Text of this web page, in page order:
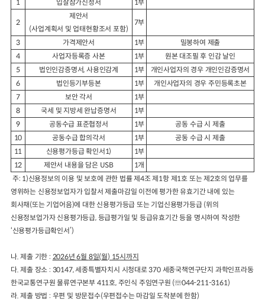
1
입찰참가신청서 1부
2
제안서
(사업계획서 및 업태현황조서 포함)
7부
3 가격제안서 1부
밀봉하여 제출
4
사업자등록증 사본 1부
원본 대조필 후 인감 날인
5
법인인감증명서, 사용인감계 1부
개인사업자의 경우 개인인감증명서
6
법인등기부등본 1부
개인사업자의 경우 주민등록초본
7
보안 각서 1부
8
국세 및 지방세 완납증명서 1부
9
공동수급 표준협정서 1부
공동 수급 시 제출
10
공동수급 합의각서 1부
공동 수급 시 제출
11
신용평가등급 확인서 1) 1부
12
제안서 내용을 담은 USB 1개
주: 1)신용정보의 이용 및 보호에 관한 법률 제4조 제1항 제1 호 또는 제2호의 업무를
영위하는 신용정보업자가 입찰서 제출마감일 이전에 평가한 유효기간 내에 있는
회사채(또는 기업어음)에 대한 신용평가등급 또는 기업신용평가등급 (위의
신용정보업가자 신용평가등급, 등급평가일 및 등급유효기간 등을 명시하여 작성한
‘신용평가등급확인서’)
나.제출 기한: 2026년6월 8일(월) 15시까지
다.제출 장소: 30147,세종특별자치시 시청대로 370 세종국책연구단지 과학인프라동
한국교통연구원 물류연구본부 411 호, 주인식 주임연구원 (☏044-211-3161)
라.제출 방법: 우편 및 방문접수(우편접수는 마감일 도착분에 한함)